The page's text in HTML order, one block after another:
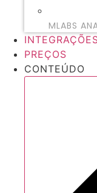
MLABS
PREÇOS
CONTEÚDO